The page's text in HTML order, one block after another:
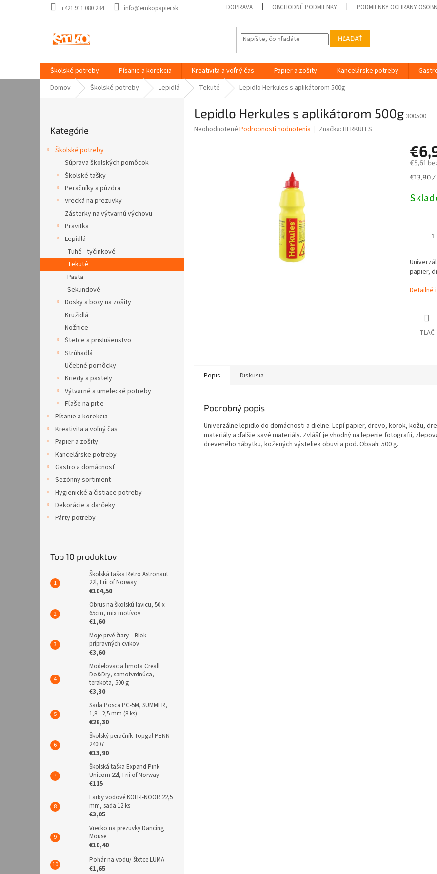
na
+421 911 080 234 info@emkopapier.sk DOPRAVA OBCHODNÉ PODMIENKY PODMIENKY OCHRANY
HĽADAŤ
Školské potreby Písanie a korekcia Kreativita a voľný čas Papier a zošity Kancelárske potreby
Domov
Školské potreby Lepidlá Tekuté Lepidlo Herkules s aplikátorom 500g
kategórie
Kategórie
Školské potreby
Súprava školských pomôcok
Školské tašky
Peračníky a púzdra
Vrecká na prezuvky
Zásterky na výtvarnú výchovu
Pravítka
Lepidlá
Tuhé - tyčinkové
Tekuté
Pasta
Sekundové
Dosky a boxy na zošity
Kružidlá
Nožnice
Štetce a príslušenstvo
Strúhadlá
Učebné pomôcky
Kriedy a pastely
Výtvarné a umelecké potreby
Fľaše na pitie
Písanie a korekcia
Kreativita a voľný čas
Papier a zošity
Kancelárske potreby
Gastro a domácnosť
Sezónny sortiment
Hygienické a čistiace potreby
Dekorácie a darčeky
Párty potreby
Top 10 produktov
Školská taška Retro Astronaut
22l, Frii of Norway
€104,50
Obrus na školskú lavicu, 50 x
65cm, mix motívov
€1,60
Moje prvé čiary – Blok
prípravných cvikov
€3,60
Modelovacia hmota Creall
Do&Dry, samotvrdnúca,
terakota, 500 g
€3,30
Sada Posca PC-5M, SUMMER,
1,8 - 2,5 mm (8 ks)
€28,30
Školský peračník Topgal PENN
24007
€13,90
Školská taška Expand Pink
Unicorn 22l, Frii of Norway
€115
Farby vodové KOH-I-NOOR 22,5
mm, sada 12 ks
€3,05
Vrecko na prezuvky Dancing
Mouse
€10,40
Pohár na vodu/ štetce LUMA
€1,65
Lepidlo Herkules s aplikátorom 500g 300500
Priemerné
Neohodnotené Podrobnosti hodnotenia Značka: HERKULES
€5,61
€13,80 /
papier,
Detailné
TLAČ
Popis Diskusia
Podrobný popis
Univerzálne lepidlo do domácnosti a dielne. Lepí papier, drevo, korok, kožu,
materiály a ďalšie savé materiály. Zvlášť je vhodný na lepenie fotografií,
dreveného nábytku, kožených výsteliek obuvi a pod. Obsah: 500 g.